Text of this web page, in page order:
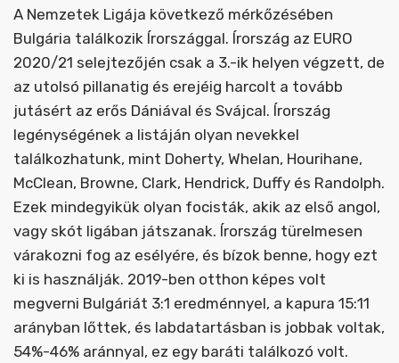
A Nemzetek Ligája következő mérkőzésében
Bulgária találkozik Írországgal. Írország az EURO
2020/21 selejtezőjén csak a 3.-ik helyen végzett, de
az utolsó pillanatig és erejéig harcolt a tovább
jutásért az erős Dániával és Svájcal. Írország
legénységének a listáján olyan nevekkel
találkozhatunk, mint Doherty, Whelan, Hourihane,
McClean, Browne, Clark, Hendrick, Duffy és Randolph.
Ezek mindegyikük olyan focisták, akik az első angol,
vagy skót ligában játszanak. Írország türelmesen
várakozni fog az esélyére, és bízok benne, hogy ezt
ki is használják. 2019-ben otthon képes volt
megverni Bulgáriát 3:1 eredménnyel, a kapura 15:11
arányban lőttek, és labdatartásban is jobbak voltak,
54%-46% aránnyal, ez egy baráti találkozó volt.